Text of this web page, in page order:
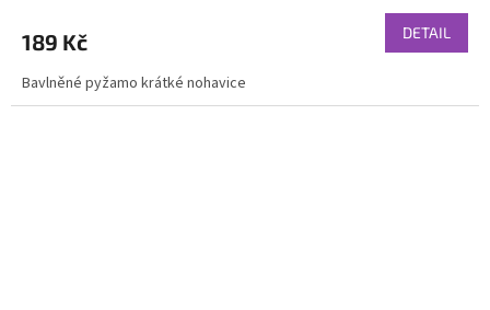
189 Kč DETAIL
Bavlněné pyžamo krátké nohavice